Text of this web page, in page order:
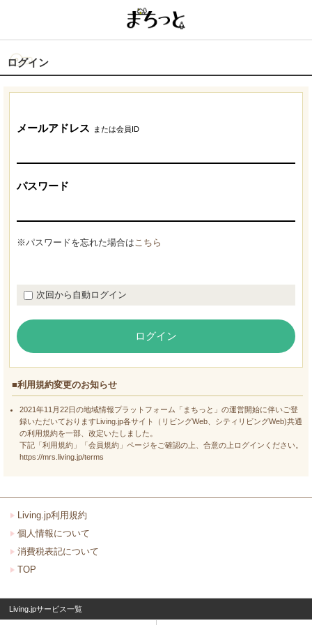
ログイン
メールアドレス または会員ID
パスワード
※パスワードを忘れた場合はこちら
次回から自動ログイン
ログイン
■利用規約変更のお知らせ
2021年11月22日の地域情報プラットフォーム「まちっと」の運営開始に伴いご登
録いただいておりますLiving.jp各サイト（リビングWeb、シティリビングWeb)共通
の利用規約を一部、改定いたしました。
下記「利用規約」「会員規約」ページをご確認の上、合意の上ログインください。
https://mrs.living.jp/terms
Living.jp利用規約
個人情報について
消費税表記について
TOP
Living.jpサービス一覧